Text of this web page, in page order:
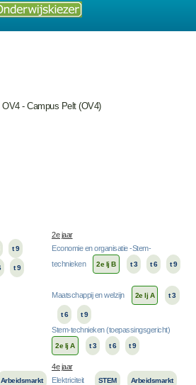
- Campus Pelt (OV4)
2e jaar
t 9
t 9
Economie en organisatie -Stem-
technieken
2e lj B t 3 t 6 t 9
Maatschappij en welzijn 2e lj A t 3
t 6 t 9
Stem-technieken (toepassingsgericht)
2e lj A t 3 t 6 t 9
4e jaar
Arbeidsmarkt Elektriciteit STEM Arbeidsmarkt